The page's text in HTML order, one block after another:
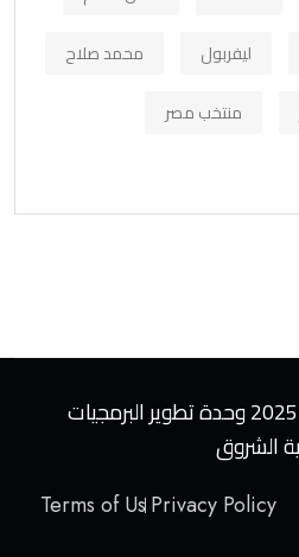
ليفربول
محمد صلاح
منتخب مصر
جميع الحقوق محفوظة © 2025 وحدة تطوير البرمجيات
الشروق
Terms of UsPrivacy Policy